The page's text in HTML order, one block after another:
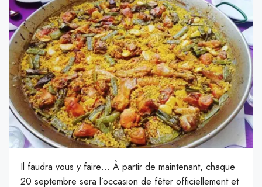
Il faudra vous y faire… À partir de maintenant, chaque
20 septembre sera l’occasion de fêter officiellement et